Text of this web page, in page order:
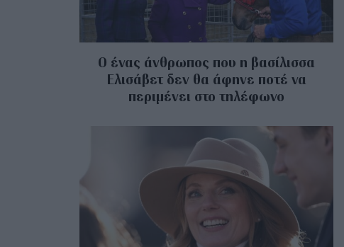
Ο ένας άνθρωπος που η βασίλισσα
Ελισάβετ δεν θα άφηνε ποτέ να
περιμένει στο τηλέφωνο